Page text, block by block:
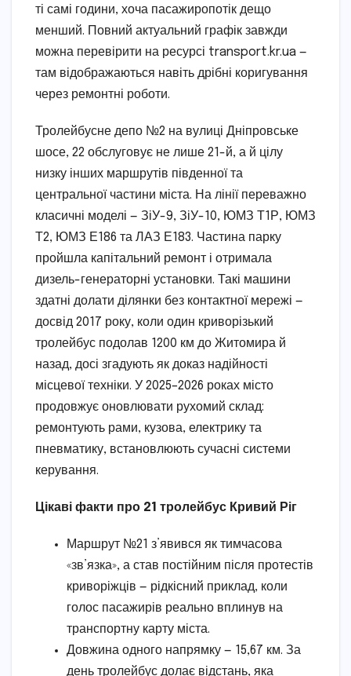
ті самі години, хоча пасажиропотік дещо
менший. Повний актуальний графік завжди
можна перевірити на ресурсі transport.kr.ua —
там відображаються навіть дрібні коригування
через ремонтні роботи.
Тролейбусне депо №2 на вулиці Дніпровське
шосе, 22 обслуговує не лише 21-й, а й цілу
низку інших маршрутів південної та
центральної частини міста. На лінії переважно
класичні моделі — ЗіУ-9, ЗіУ-10, ЮМЗ Т1Р, ЮМЗ
Т2, ЮМЗ Е186 та ЛАЗ Е183. Частина парку
пройшла капітальний ремонт і отримала
дизель-генераторні установки. Такі машини
здатні долати ділянки без контактної мережі —
досвід 2017 року, коли один криворізький
тролейбус подолав 1200 км до Житомира й
назад, досі згадують як доказ надійності
місцевої техніки. У 2025–2026 роках місто
продовжує оновлювати рухомий склад:
ремонтують рами, кузова, електрику та
пневматику, встановлюють сучасні системи
керування.
Цікаві факти про 21 тролейбус Кривий Ріг
Маршрут №21 з’явився як тимчасова
«зв’язка», а став постійним після протестів
криворіжців — рідкісний приклад, коли
голос пасажирів реально вплинув на
транспортну карту міста.
Довжина одного напрямку — 15,67 км. За
день тролейбус долає відстань, яка